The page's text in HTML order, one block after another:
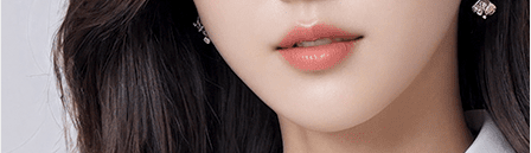
코뼈골절
매부리코
휜코